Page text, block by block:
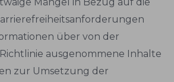
über von der
ausgenommene Inhalte
zur Umsetzung der